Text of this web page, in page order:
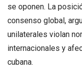
se oponen. La
consenso global,
unilaterales violan
internacionales y
cubana.